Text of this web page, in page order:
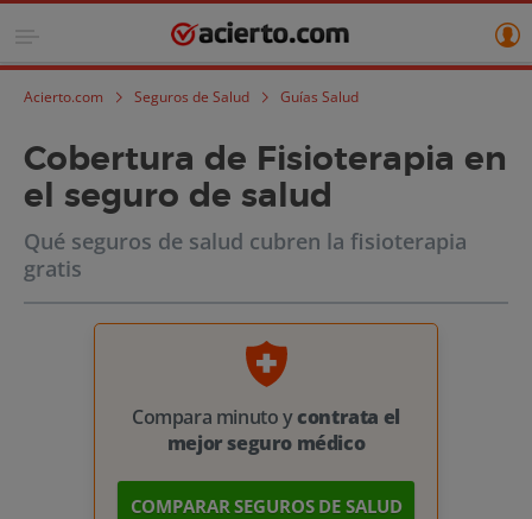
Acierto.com Seguros de Salud Guías Salud
Cobertura de Fisioterapia en
el seguro de salud
Qué seguros de salud cubren la fisioterapia
gratis
Compara minuto ycontrata el
mejor seguro médico
COMPARAR SEGUROS DE SALUD